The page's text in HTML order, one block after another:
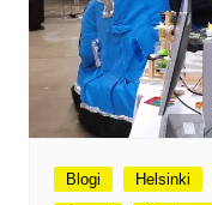
Blogi Helsinki